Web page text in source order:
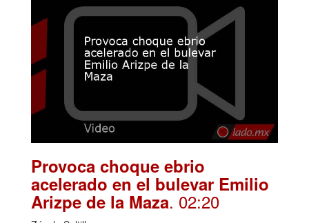
Provoca choque ebrio
acelerado en el bulevar Emilio
Arizpe de la Maza. 02:20